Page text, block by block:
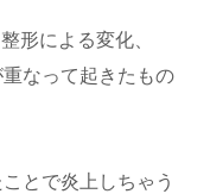
形による変化、
なって起きたもの
とで炎上しちゃう